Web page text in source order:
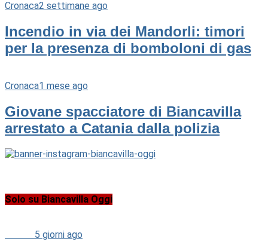
Cronaca2 settimane ago
Incendio in via dei Mandorli: timori
per la presenza di bomboloni di gas
Cronaca1 mese ago
Giovane spacciatore di Biancavilla
arrestato a Catania dalla polizia
Solo su Biancavilla Oggi
5 giorni ago